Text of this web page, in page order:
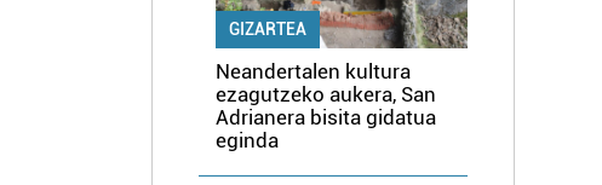
GIZARTEA
Neandertalen kultura
ezagutzeko aukera, San
Adrianera bisita gidatua
eginda